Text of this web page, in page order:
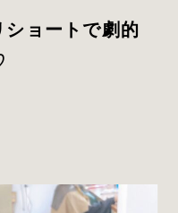
ョートで劇的